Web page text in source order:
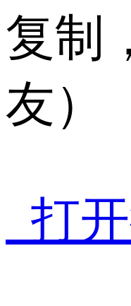
复制
友）
打